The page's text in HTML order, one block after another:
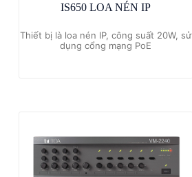
IS650 LOA NÉN IP
Thiết bị là loa nén IP, công suất 20W, sử
dụng cổng mạng PoE